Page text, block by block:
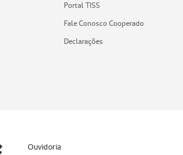
Portal TISS
Fale Conosco Cooperado
Declarações
Ouvidoria